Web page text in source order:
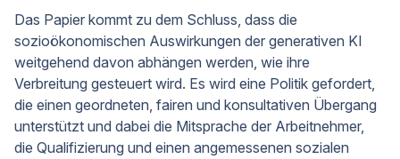
Das Papier kommt zu dem Schluss, dass die
sozioökonomischen Auswirkungen der generativen KI
weitgehend davon abhängen werden, wie ihre
Verbreitung gesteuert wird. Es wird eine Politik gefordert,
die einen geordneten, fairen und konsultativen Übergang
unterstützt und dabei die Mitsprache der Arbeitnehmer,
die Qualifizierung und einen angemessenen sozialen